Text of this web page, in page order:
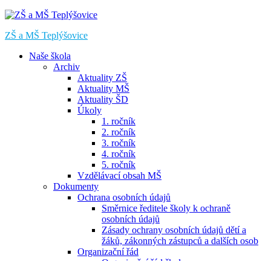
ZŠ a MŠ Teplýšovice
Naše škola
Archiv
Aktuality ZŠ
Aktuality MŠ
Aktuality ŠD
Úkoly
1. ročník
2. ročník
3. ročník
4. ročník
5. ročník
Vzdělávací obsah MŠ
Dokumenty
Ochrana osobních údajů
Směrnice ředitele školy k ochraně
osobních údajů
Zásady ochrany osobních údajů dětí a
žáků, zákonných zástupců a dalších osob
Organizační řád